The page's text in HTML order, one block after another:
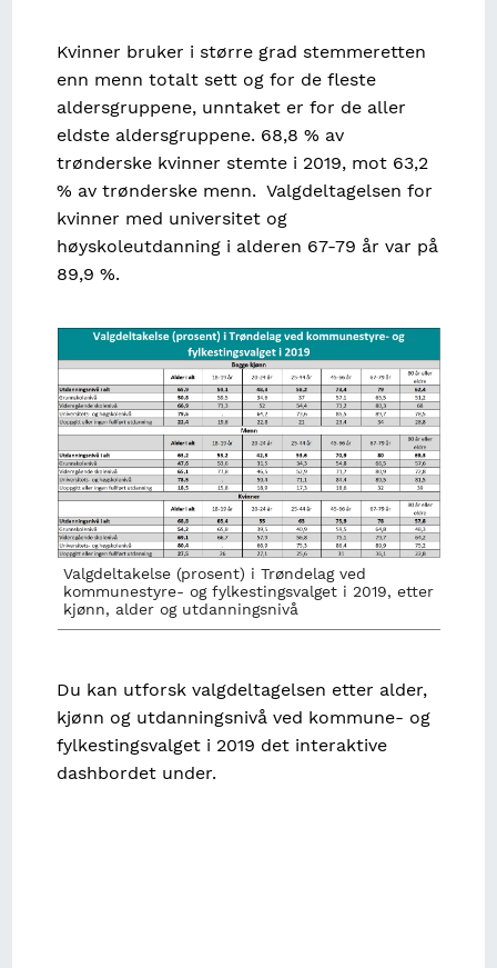
Kvinner bruker i større grad stemmeretten
enn menn totalt sett og for de fleste
aldersgruppene, unntaket er for de aller
eldste aldersgruppene. 68,8 % av
trønderske kvinner stemte i 2019, mot 63,2
% av trønderske menn. Valgdeltagelsen for
kvinner med universitet og
høyskoleutdanning i alderen 67-79 år var på
89,9 %.
Image
Valgdeltakelse (prosent) i Trøndelag ved
kommunestyre- og fylkestingsvalget i 2019, etter
kjønn, alder og utdanningsnivå
Du kan utforsk valgdeltagelsen etter alder,
kjønn og utdanningsnivå ved kommune- og
fylkestingsvalget i 2019 det interaktive
dashbordet under.